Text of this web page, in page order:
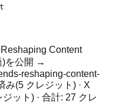
Content
)を公開 →
reshaping-content-
み(5 クレジット) · X
ット) · 合計: 27 クレ